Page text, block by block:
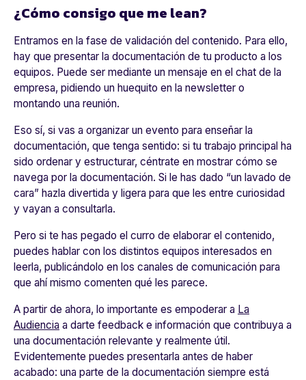
¿Cómo consigo que me lean?
Entramos en la fase de validación del contenido. Para ello,
hay que presentar la documentación de tu producto a los
equipos. Puede ser mediante un mensaje en el chat de la
empresa, pidiendo un huequito en la newsletter o
montando una reunión.
Eso sí, si vas a organizar un evento para enseñar la
documentación, que tenga sentido: si tu trabajo principal ha
sido ordenar y estructurar, céntrate en mostrar cómo se
navega por la documentación. Si le has dado “un lavado de
cara” hazla divertida y ligera para que les entre curiosidad
y vayan a consultarla.
Pero si te has pegado el curro de elaborar el contenido,
puedes hablar con los distintos equipos interesados en
leerla, publicándolo en los canales de comunicación para
que ahí mismo comenten qué les parece.
A partir de ahora, lo importante es empoderar a La
Audiencia a darte feedback e información que contribuya a
una documentación relevante y realmente útil.
Evidentemente puedes presentarla antes de haber
acabado: una parte de la documentación siempre está